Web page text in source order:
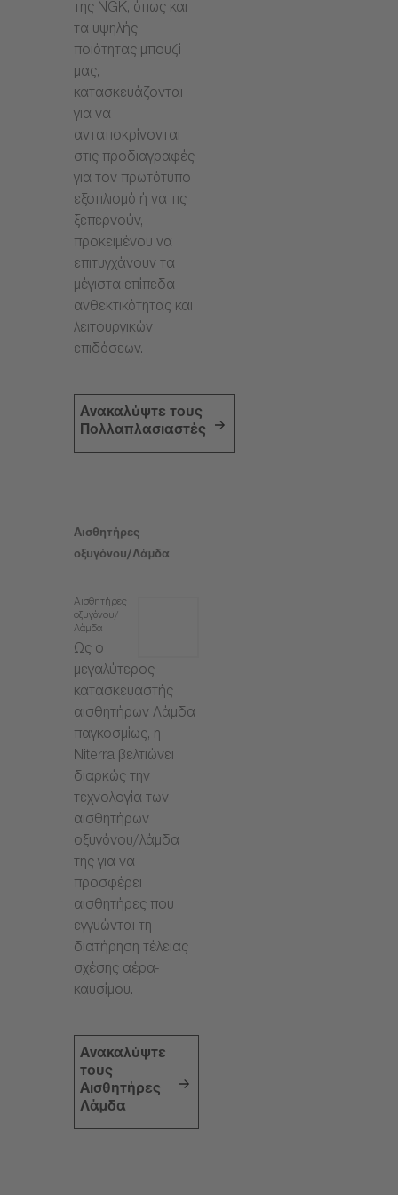
της NGK, όπως και
τα υψηλής
ποιότητας μπουζί
μας,
κατασκευάζονται
για να
ανταποκρίνονται
στις προδιαγραφές
για τον πρωτότυπο
εξοπλισμό ή να τις
ξεπερνούν,
προκειμένου να
επιτυγχάνουν τα
μέγιστα επίπεδα
ανθεκτικότητας και
λειτουργικών
επιδόσεων.
Ανακαλύψτε τους
Πολλαπλασιαστές
Αισθητήρες
οξυγόνου/Λάμδα
Αισθητήρες
οξυγόνου/
Λάμδα
Ως ο
μεγαλύτερος
κατασκευαστής
αισθητήρων Λάμδα
παγκοσμίως, η
Niterra βελτιώνει
διαρκώς την
τεχνολογία των
αισθητήρων
οξυγόνου/λάμδα
της για να
προσφέρει
αισθητήρες που
εγγυώνται τη
διατήρηση τέλειας
σχέσης αέρα-
καυσίμου.
Ανακαλύψτε
τους
Αισθητήρες
Λάμδα